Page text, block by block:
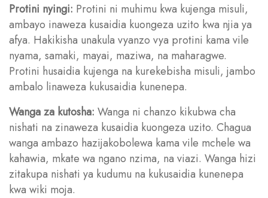
Protini nyingi: Protini ni muhimu kwa kujenga misuli,
ambayo inaweza kusaidia kuongeza uzito kwa njia ya
afya. Hakikisha unakula vyanzo vya protini kama vile
nyama, samaki, mayai, maziwa, na maharagwe.
Protini husaidia kujenga na kurekebisha misuli, jambo
ambalo linaweza kukusaidia kunenepa.
Wanga za kutosha: Wanga ni chanzo kikubwa cha
nishati na zinaweza kusaidia kuongeza uzito. Chagua
wanga ambazo hazijakobolewa kama vile mchele wa
kahawia, mkate wa ngano nzima, na viazi. Wanga hizi
zitakupa nishati ya kudumu na kukusaidia kunenepa
kwa wiki moja.